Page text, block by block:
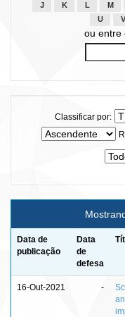
J
K L M
U
V
ou entre
Classificar por:
Data de
publicação
Data
de
defesa
16-Out-2021 -